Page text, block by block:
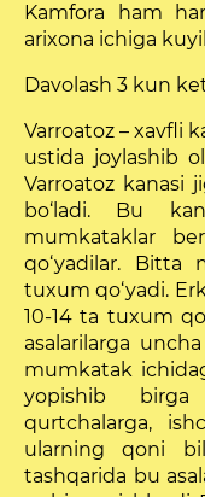
Kamfora ham
arixona ichiga
Davolash 3 kun
Varroatoz – xavfli
ustida joylashib
Varroatoz kanasi
bo‘ladi. Bu
mumkataklar
qo‘yadilar. Bitta
tuxum qo‘yadi.
10-14 ta tuxum
asalarilarga
mumkatak
yopishib birga
qurtchalarga,
ularning qoni
tashqarida bu